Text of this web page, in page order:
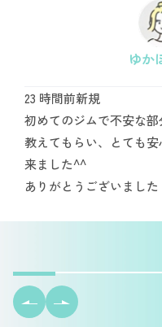
ゆか
23 時間前新規
初めてのジムで不安な
教えてもらい、とても
来ました^^
ありがとうございました